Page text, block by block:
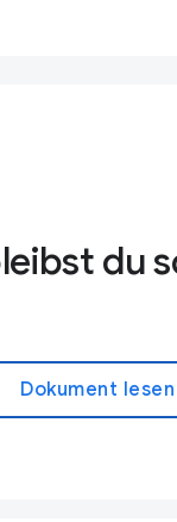
du
Dokument lesen